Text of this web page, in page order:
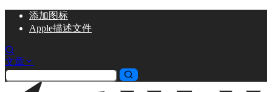
添加图标
Apple描述文件
文章